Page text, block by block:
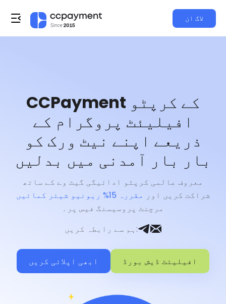
لاگ ان
CCPayment کے کرپٹو
افیلیئٹ پروگرام کے
ذریعے اپنے نیٹ ورک کو
بار بار آمدنی میں بدلیں
معروف عالمی کرپٹو ادائیگی گیٹ وے کے ساتھ
شراکت کریں اور مقررہ 15% ریونیو شیئر کمائیں
مرچنٹ پروسیسنگ فیس پر۔
ہم سے رابطہ کریں :
ابھی اپلائی کریں افیلیئٹ ڈیش بورڈ